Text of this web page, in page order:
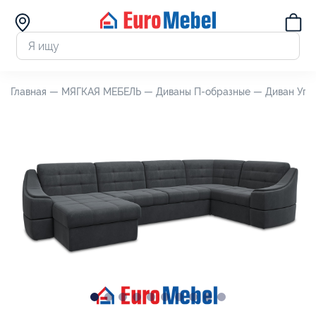
Главная — МЯГКАЯ МЕБЕЛЬ — Диваны П-образные — Диван